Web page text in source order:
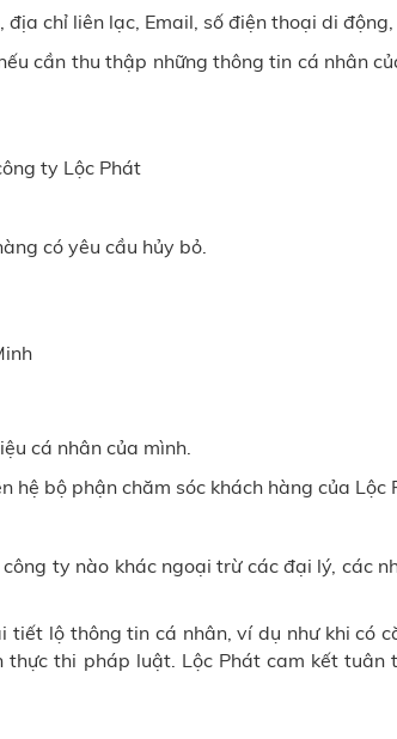
chỉ liên lạc, Email, số điện thoại di
cần thu thập những thông tin cá nhân
ty Lộc Phát
có yêu cầu hủy bỏ.
cá nhân của mình.
hệ bộ phận chăm sóc khách hàng của
ty nào khác ngoại trừ các đại lý, các
tiết lộ thông tin cá nhân, ví dụ như khi có
thực thi pháp luật. Lộc Phát cam kết tuân